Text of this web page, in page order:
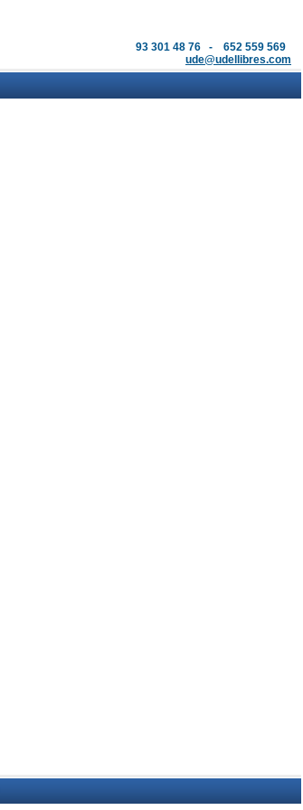
93 301 48 76 - 652 559 569
ude@udellibres.com